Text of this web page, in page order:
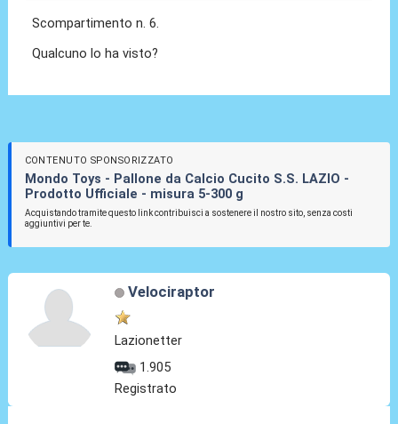
Scompartimento n. 6.
Qualcuno lo ha visto?
CONTENUTO SPONSORIZZATO
Mondo Toys - Pallone da Calcio Cucito S.S. LAZIO -
Prodotto Ufficiale - misura 5-300 g
Acquistando tramite questo link contribuisci a sostenere il nostro sito, senza costi
aggiuntivi per te.
Velociraptor
Lazionetter
1.905
Registrato